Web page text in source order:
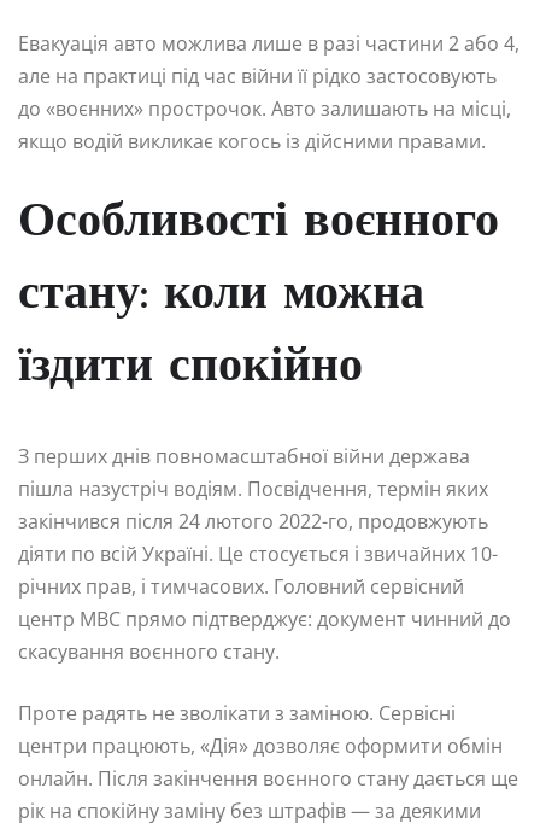
Евакуація авто можлива лише в разі частини 2 або 4,
але на практиці під час війни її рідко застосовують
до «воєнних» прострочок. Авто залишають на місці,
якщо водій викликає когось із дійсними правами.
Особливості воєнного
стану: коли можна
їздити спокійно
З перших днів повномасштабної війни держава
пішла назустріч водіям. Посвідчення, термін яких
закінчився після 24 лютого 2022-го, продовжують
діяти по всій Україні. Це стосується і звичайних 10-
річних прав, і тимчасових. Головний сервісний
центр МВС прямо підтверджує: документ чинний до
скасування воєнного стану.
Проте радять не зволікати з заміною. Сервісні
центри працюють, «Дія» дозволяє оформити обмін
онлайн. Після закінчення воєнного стану дається ще
рік на спокійну заміну без штрафів — за деякими